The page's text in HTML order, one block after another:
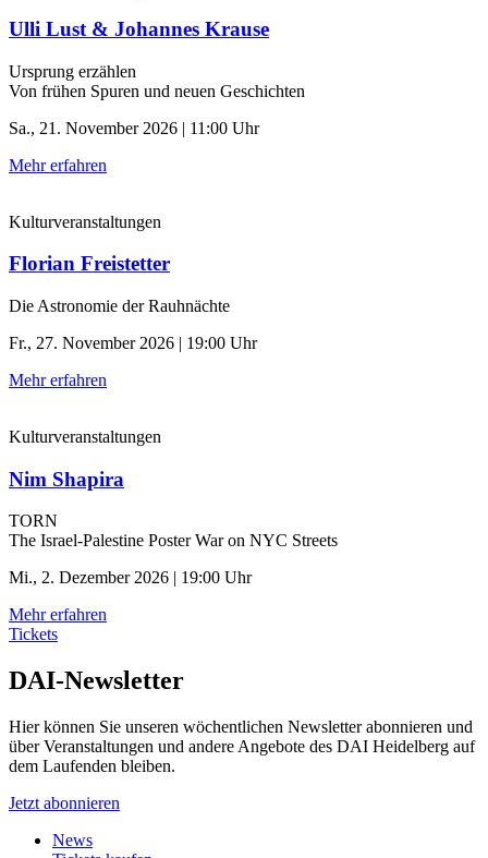
Ulli Lust & Johannes Krause
Ursprung erzählen
Von frühen Spuren und neuen Geschichten
Sa., 21. November 2026 | 11:00 Uhr
Mehr erfahren
Kulturveranstaltungen
Florian Freistetter
Die Astronomie der ­Rauhnächte
Fr., 27. November 2026 | 19:00 Uhr
Mehr erfahren
Kulturveranstaltungen
Nim Shapira
TORN
The Israel-Palestine Poster War on NYC Streets
Mi., 2. Dezember 2026 | 19:00 Uhr
Mehr erfahren
Tickets
DAI-Newsletter
Hier können Sie unseren wöchentlichen Newsletter abonnieren und
über Veranstaltungen und andere Angebote des DAI Heidelberg auf
dem Laufenden bleiben.
Jetzt abonnieren
News